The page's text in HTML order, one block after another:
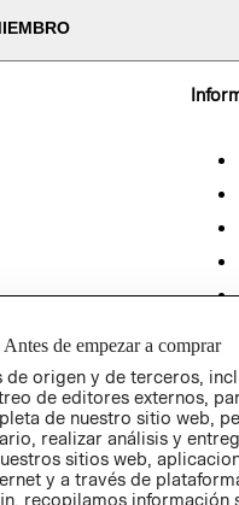
Antes de empezar a comprar
de origen y de terceros,
de editores externos,
de nuestro sitio web,
realizar análisis y
sitios web,
y a través de
recopilamos información